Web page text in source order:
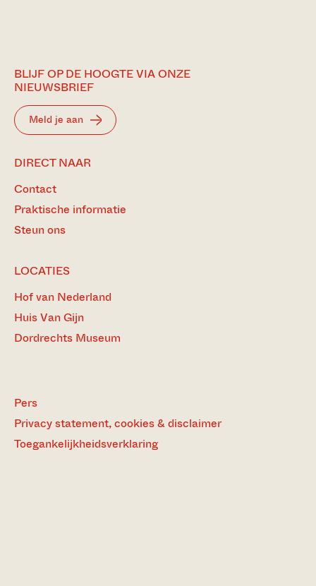
BLIJF OP DE HOOGTE VIA ONZE
NIEUWSBRIEF
Meld je aan
DIRECT NAAR
Contact
Praktische informatie
Steun ons
LOCATIES
Hof van Nederland
Huis Van Gijn
Dordrechts Museum
Pers
Privacy statement, cookies & disclaimer
Toegankelijkheidsverklaring